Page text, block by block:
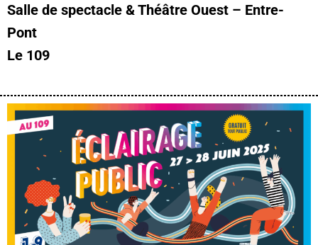
Salle de spectacle & Théâtre Ouest – Entre-
Pont
Le 109